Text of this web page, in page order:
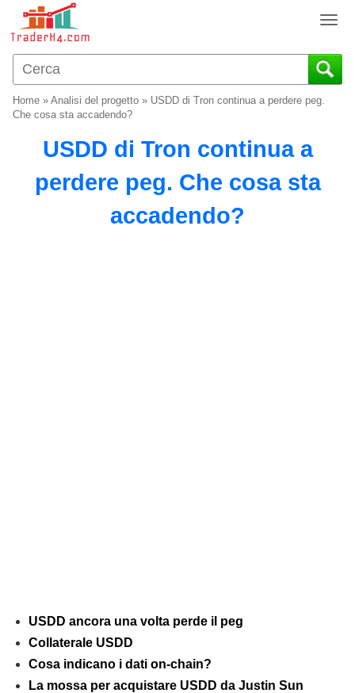
T
g
g
Home » Analisi del progetto » USDD di Tron continua a perdere peg.
Che cosa sta accadendo?
USDD di Tron continua a
perdere peg. Che cosa sta
accadendo?
USDD ancora una volta perde il peg
Collaterale USDD
Cosa indicano i dati on-chain?
La mossa per acquistare USDD da Justin Sun